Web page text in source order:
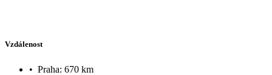
Vzdálenost
• Praha: 670 km